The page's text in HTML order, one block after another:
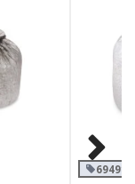
69491